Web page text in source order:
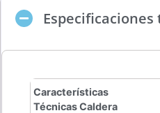
Características
Técnicas Caldera